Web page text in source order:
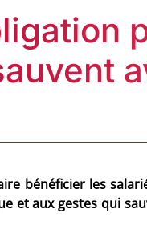
bénéficier les
et aux gestes qui